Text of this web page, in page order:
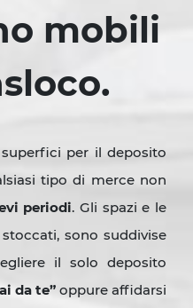
mobili
per il deposito
tipo di merce non
periodi. Gli spazi e le
sono suddivise
il solo deposito
da te” oppure affidarsi